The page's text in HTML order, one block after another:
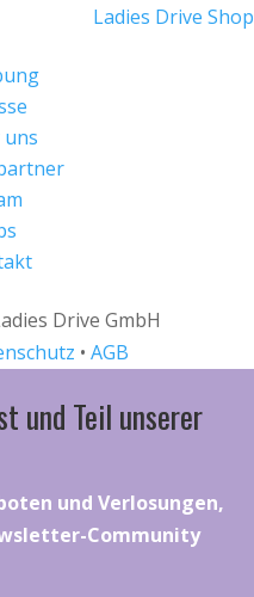
Ladies Drive Shop
Drive GmbH
• AGB
und Teil unserer
und Verlosungen,
Community